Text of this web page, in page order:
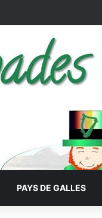
PAYS DE GALLES